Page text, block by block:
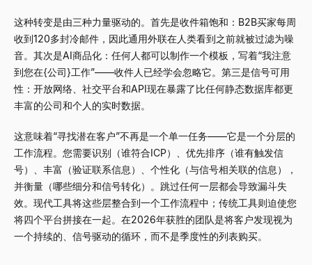
这种转变是由三种力量驱动的。首先是收件箱饱和：B2B买家每周
收到120多封冷邮件，因此通用外联在人类看到之前就被过滤为噪
音。其次是AI商品化：任何人都可以制作一个模板，写着“我注意
到您在{公司}工作”——收件人已经学会忽略它。第三是信号可用
性：开放网络、社交平台和API现在暴露了比任何静态数据库都更
丰富的公司和个人的实时数据。
这意味着“寻找潜在客户”不再是一个单一任务——它是一个分层的
工作流程。您需要识别（谁符合ICP）、优先排序（谁有触发信
号）、丰富（验证联系信息）、个性化（与信号相关联的信息），
并衡量（哪些细分和信号转化）。跳过任何一层都会导致漏斗失
效。现代工具将这些层整合到一个工作流程中；传统工具则迫使您
将四个平台拼接在一起。在2026年获胜的团队是将客户发现视为
一个持续的、信号驱动的循环，而不是季度性的列表购买。